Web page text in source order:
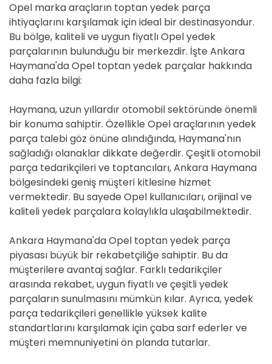
Opel marka araçların toptan yedek parça
ihtiyaçlarını karşılamak için ideal bir destinasyondur.
Bu bölge, kaliteli ve uygun fiyatlı Opel yedek
parçalarının bulunduğu bir merkezdir. İşte Ankara
Haymana'da Opel toptan yedek parçalar hakkında
daha fazla bilgi:
Haymana, uzun yıllardır otomobil sektöründe önemli
bir konuma sahiptir. Özellikle Opel araçlarının yedek
parça talebi göz önüne alındığında, Haymana'nın
sağladığı olanaklar dikkate değerdir. Çeşitli otomobil
parça tedarikçileri ve toptancıları, Ankara Haymana
bölgesindeki geniş müşteri kitlesine hizmet
vermektedir. Bu sayede Opel kullanıcıları, orijinal ve
kaliteli yedek parçalara kolaylıkla ulaşabilmektedir.
Ankara Haymana'da Opel toptan yedek parça
piyasası büyük bir rekabetçiliğe sahiptir. Bu da
müşterilere avantaj sağlar. Farklı tedarikçiler
arasında rekabet, uygun fiyatlı ve çeşitli yedek
parçaların sunulmasını mümkün kılar. Ayrıca, yedek
parça tedarikçileri genellikle yüksek kalite
standartlarını karşılamak için çaba sarf ederler ve
müşteri memnuniyetini ön planda tutarlar.